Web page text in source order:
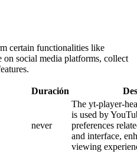
certain functionalities like
on social media platforms, collect
Duración
never
The yt-player-
is used by
preferences
and interface,
viewing